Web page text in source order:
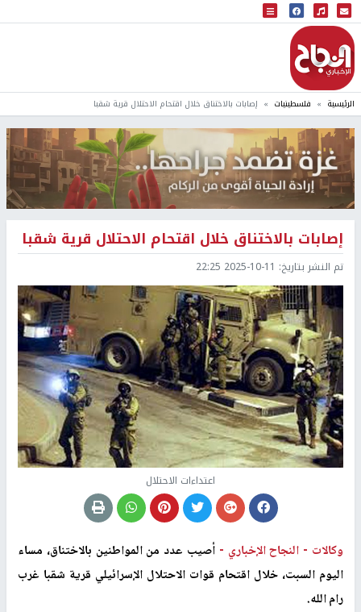
البث المباشر
إذاعة النجاح
الرئيسية فلسطينيات إصابات بالاختناق خلال اقتحام الاحتلال قرية شقبا
إصابات بالاختناق خلال اقتحام الاحتلال قرية شقبا
تم النشر بتاريخ: 2025-10-11 22:25
اعتداءات الاحتلال
وكالات - النجاح الإخباري - أصيب عدد من المواطنين بالاختناق، مساء
اليوم السبت، خلال اقتحام قوات الاحتلال الإسرائيلي قرية شقبا غرب
رام الله.